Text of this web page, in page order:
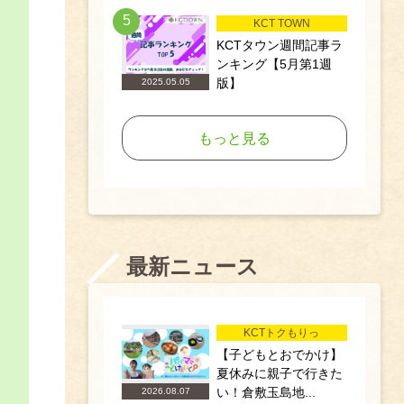
5
2025.05.05
KCT TOWN
KCTタウン週間記事ラ
ンキング【5月第1週
版】
もっと見る
最新ニュース
2026.08.07
KCTトクもりっ
【子どもとおでかけ】
夏休みに親子で行きた
い！倉敷玉島地...